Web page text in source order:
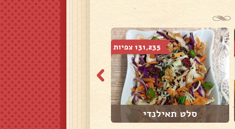
131,235 צפיות
סלט תאילנדי